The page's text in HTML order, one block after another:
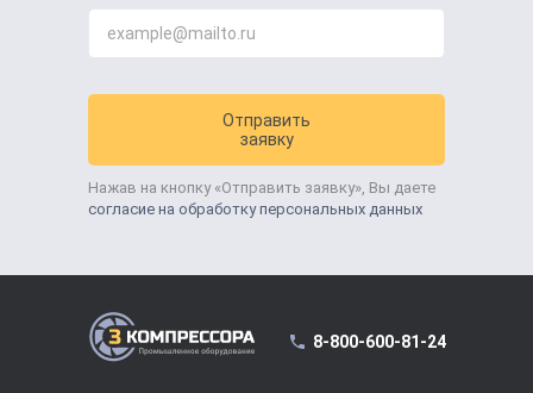
Отправить
заявку
Нажав на кнопку «Отправить заявку», Вы даете
согласие на обработку персональных данных
8-800-600-81-24